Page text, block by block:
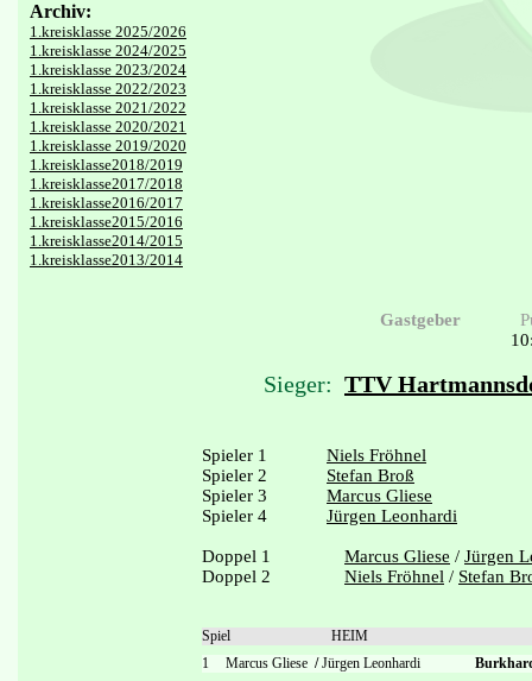
Archiv:
1.kreisklasse 2025/2026
1.kreisklasse 2024/2025
1.kreisklasse 2023/2024
1.kreisklasse 2022/2023
1.kreisklasse 2021/2022
1.kreisklasse 2020/2021
1.kreisklasse 2019/2020
1.kreisklasse2018/2019
1.kreisklasse2017/2018
1.kreisklasse2016/2017
1.kreisklasse2015/2016
1.kreisklasse2014/2015
1.kreisklasse2013/2014
Gastgeber
Sieger: TTV
Spieler 1
Niels Fröhnel
Spieler 2
Stefan Broß
Spieler 3
Marcus Gliese
Spieler 4
Jürgen Leonhardi
Doppel 1 Marcus Gliese / Jürgen
Doppel 2
Niels Fröhnel / Stefan
Spiel
HEIM
1
Marcus Gliese /Jürgen Leonhardi